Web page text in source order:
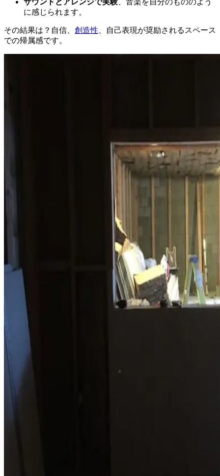
サウンドとアレンジで実験、音楽を自分のもののよう
に感じられます。
その結果は？自信、 創造性 、自己表現が奨励されるスペース
での帰属感です。